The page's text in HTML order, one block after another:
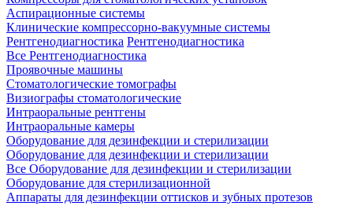
Аспирационные системы
Клинические компрессорно-вакуумные системы
Рентгенодиагностика Рентгенодиагностика
Все Рентгенодиагностика
Проявочные машины
Стоматологические томографы
Визиографы стоматологические
Интраоральные рентгены
Интраоральные камеры
Оборудование для дезинфекции и стерилизации
Оборудование для дезинфекции и стерилизации
Все Оборудование для дезинфекции и стерилизации
Оборудование для стерилизационной
Аппараты для дезинфекции оттисков и зубных протезов